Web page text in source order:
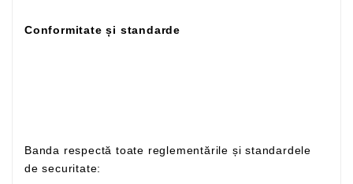
Conformitate și standarde
Banda respectă toate reglementările și standardele
de securitate: